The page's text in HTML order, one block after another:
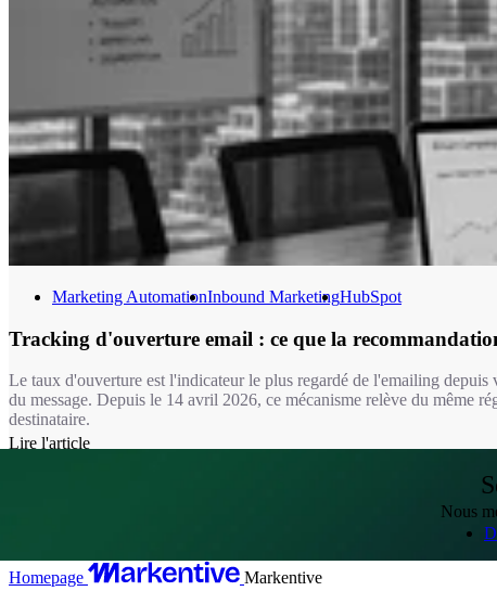
Marketing AutomationInbound MarketingHubSpot
Tracking d'ouverture email : ce que la
Le taux d'ouverture est l'indicateur le plus regardé de l'emailing
du message. Depuis le 14 avril 2026, ce mécanisme relève du même
destinataire.
Lire l'article
Nous
Homepage
Markentive